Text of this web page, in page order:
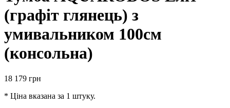
(графіт глянець) з
умивальником 100см
(консольна)
18 179 грн
* Ціна вказана за 1 штуку.